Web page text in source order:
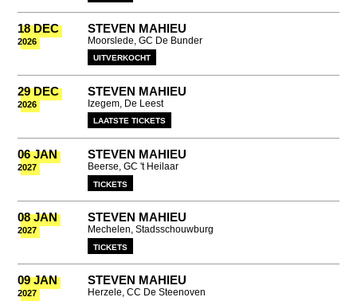
18 DEC
2026
STEVEN MAHIEU
Moorslede, GC De Bunder
UITVERKOCHT
29 DEC
2026
STEVEN MAHIEU
Izegem, De Leest
LAATSTE TICKETS
06 JAN
2027
STEVEN MAHIEU
Beerse, GC 't Heilaar
TICKETS
08 JAN
2027
STEVEN MAHIEU
Mechelen, Stadsschouwburg
TICKETS
09 JAN
2027
STEVEN MAHIEU
Herzele, CC De Steenoven